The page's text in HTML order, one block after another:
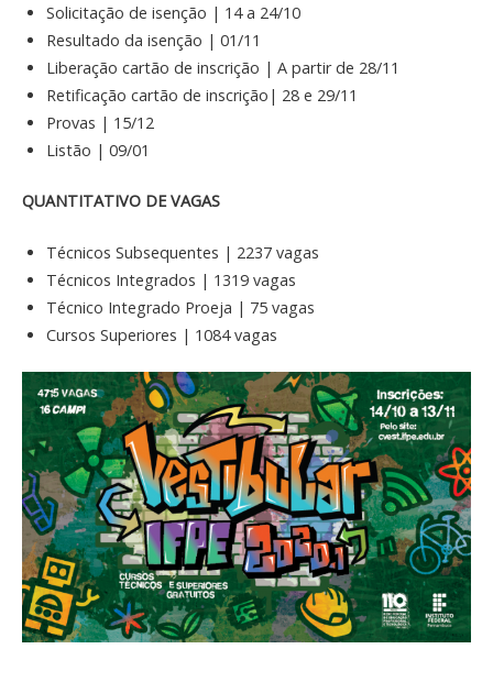
Solicitação de isenção | 14 a 24/10
Resultado da isenção | 01/11
Liberação cartão de inscrição | A partir de 28/11
Retificação cartão de inscrição| 28 e 29/11
Provas | 15/12
Listão | 09/01
QUANTITATIVO DE VAGAS
Técnicos Subsequentes | 2237 vagas
Técnicos Integrados | 1319 vagas
Técnico Integrado Proeja | 75 vagas
Cursos Superiores | 1084 vagas